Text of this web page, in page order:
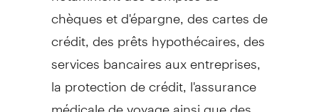
chèques et d'épargne, des cartes de
crédit, des prêts hypothécaires, des
services bancaires aux entreprises,
la protection de crédit, l'assurance
médicale de voyage ainsi que des